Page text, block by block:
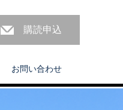
購読申込
お問い合わせ